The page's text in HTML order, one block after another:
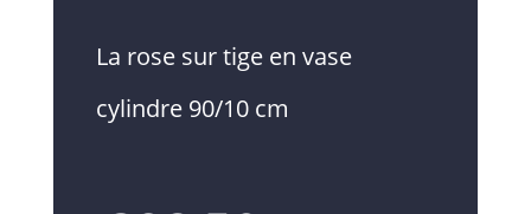
La rose sur tige en vase
cylindre 90/10 cm